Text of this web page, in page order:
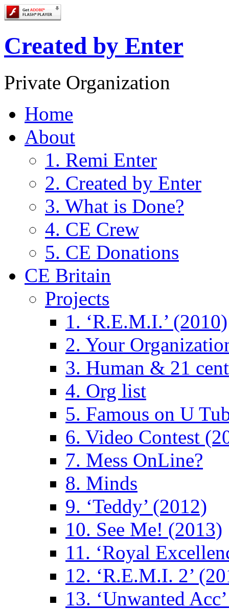
Created by Enter
Private Organization
Home
About
1. Remi Enter
2. Created by Enter
3. What is Done?
4. CE Crew
5. CE Donations
CE Britain
Projects
1. ‘R.E.M.I.’ (2010)
2. Your
3. Human & 21
4. Org list
5. Famous on U
6. Video Contest
7. Mess OnLine?
8. Minds
9. ‘Teddy’ (2012)
10. See Me! (2013)
11. ‘Royal
12. ‘R.E.M.I. 2’
13. ‘Unwanted